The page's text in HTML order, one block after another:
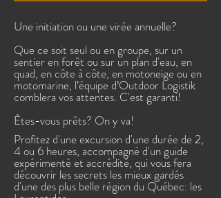
Une initiation ou une virée annuelle?
Que ce soit seul ou en groupe, sur un
sentier en forêt ou sur un plan d'eau, en
quad, en côte à côte, en motoneige ou en
motomarine, l’équipe d’Outdoor Logistik
comblera vos attentes. C'est garanti!
Êtes-vous prêts? On y va!
Profitez d'une excursion d'une durée de 2,
4 ou 6 heures, accompagné d'un guide
expérimenté et accrédité, qui vous fera
découvrir les secrets les mieux gardés
d'une des plus belle région du Québec: les